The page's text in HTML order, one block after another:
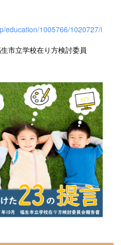
education/1005766/1020727/i
市立学校在り方検討委員